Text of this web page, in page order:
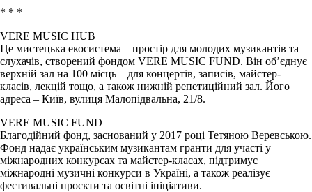
* * *
VERE MUSIC HUB
Це мистецька екосистема – простір для молодих музикантів та
слухачів, створений фондом VERE MUSIC FUND. Він об’єднує
верхній зал на 100 місць – для концертів, записів, майстер-
класів, лекцій тощо, а також нижній репетиційний зал. Його
адреса – Київ, вулиця Малопідвальна, 21/8.
VERE MUSIC FUND
Благодійний фонд, заснований у 2017 році Тетяною Веревською.
Фонд надає українським музикантам гранти для участі у
міжнародних конкурсах та майстер-класах, підтримує
міжнародні музичні конкурси в Україні, а також реалізує
фестивальні проєкти та освітні ініціативи.